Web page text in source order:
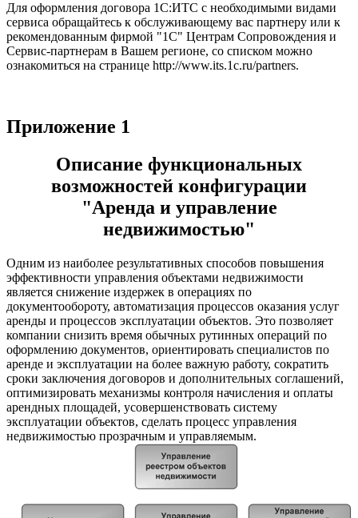
Для оформления договора 1С:ИТС с необходимыми видами
сервиса обращайтесь к обслуживающему вас партнеру или к
рекомендованным фирмой "1С" Центрам Сопровождения и
Сервис-партнерам в Вашем регионе, со списком можно
ознакомиться на странице http://www.its.1c.ru/partners.
Приложение 1
Описание функциональных
возможностей конфигурации
"Аренда и управление
недвижимостью"
Одним из наиболее результативных способов повышения
эффективности управления объектами недвижимости
является снижение издержек в операциях по
документообороту, автоматизация процессов оказания услуг
аренды и процессов эксплуатации объектов. Это позволяет
компании снизить время обычных рутинных операций по
оформлению документов, ориентировать специалистов по
аренде и эксплуатации на более важную работу, сократить
сроки заключения договоров и дополнительных соглашений,
оптимизировать механизмы контроля начисления и оплаты
арендных площадей, усовершенствовать систему
эксплуатации объектов, сделать процесс управления
недвижимостью прозрачным и управляемым.